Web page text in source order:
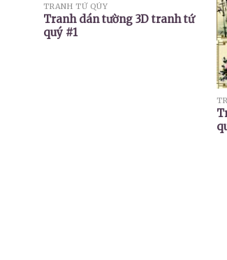
TRANH TỨ QÚY
Tranh dán tường 3D tranh tứ
quý #1